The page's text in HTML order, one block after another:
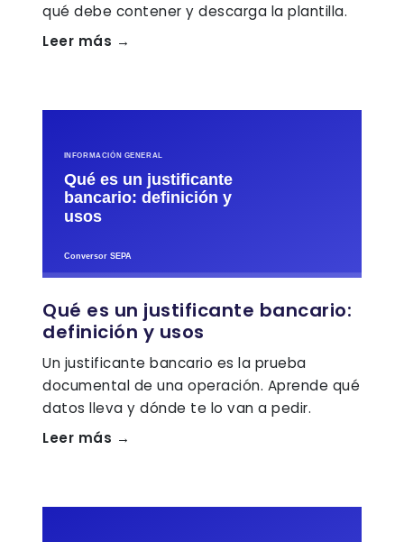
qué debe contener y descarga la plantilla.
Leer más →
Qué es un justificante bancario:
definición y usos
Un justificante bancario es la prueba
documental de una operación. Aprende qué
datos lleva y dónde te lo van a pedir.
Leer más →